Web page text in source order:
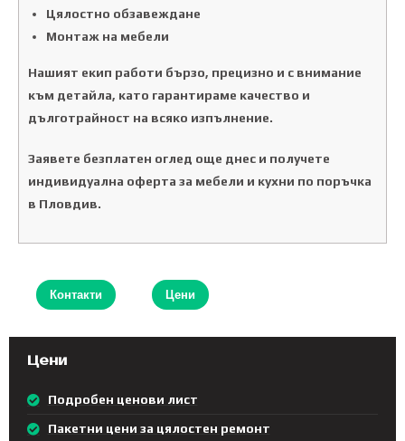
Цялостно обзавеждане
Монтаж на мебели
Нашият екип работи бързо, прецизно и с внимание
към детайла, като гарантираме качество и
дълготрайност на всяко изпълнение.
Заявете безплатен оглед още днес и получете
индивидуална оферта за мебели и кухни по поръчка
в Пловдив.
Контакти Цени
Цени
Подробен ценови лист
Пакетни цени за цялостен ремонт